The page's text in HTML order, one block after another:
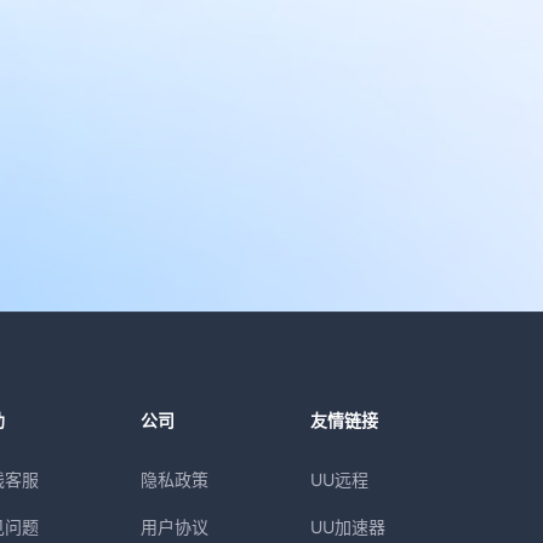
客服
问题
公司
隐私政策
用户协议
友情链接
UU远程
UU加速器